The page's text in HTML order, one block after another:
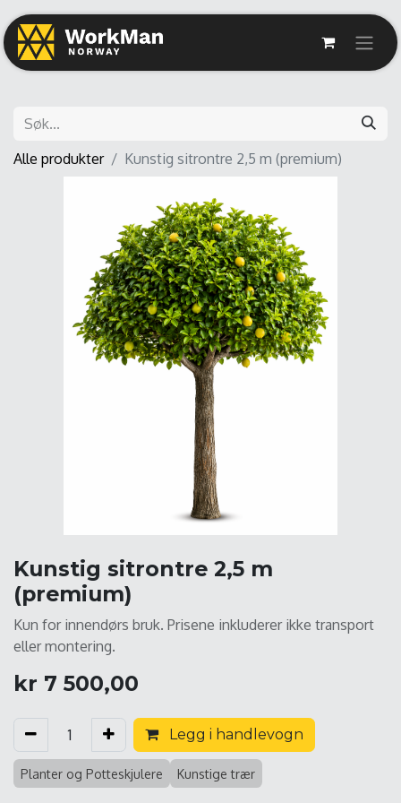
Alle produkter Kunstig sitrontre 2,5 m (premium)
Kunstig sitrontre 2,5 m
(premium)
Kun for innendørs bruk. Prisene inkluderer ikke transport
eller montering.
kr 7 500,00
Legg i handlevogn
Planter og Potteskjulere Kunstige trær